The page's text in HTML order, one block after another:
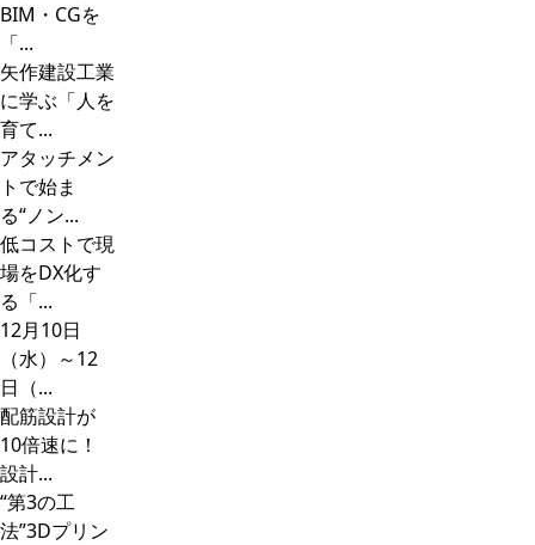
BIM・CGを
「...
矢作建設工業
に学ぶ「人を
育て...
アタッチメン
トで始ま
る“ノン...
低コストで現
場をDX化す
る「...
12月10日
（水）～12
日（...
配筋設計が
10倍速に！
設計...
“第3の工
法”3Dプリン